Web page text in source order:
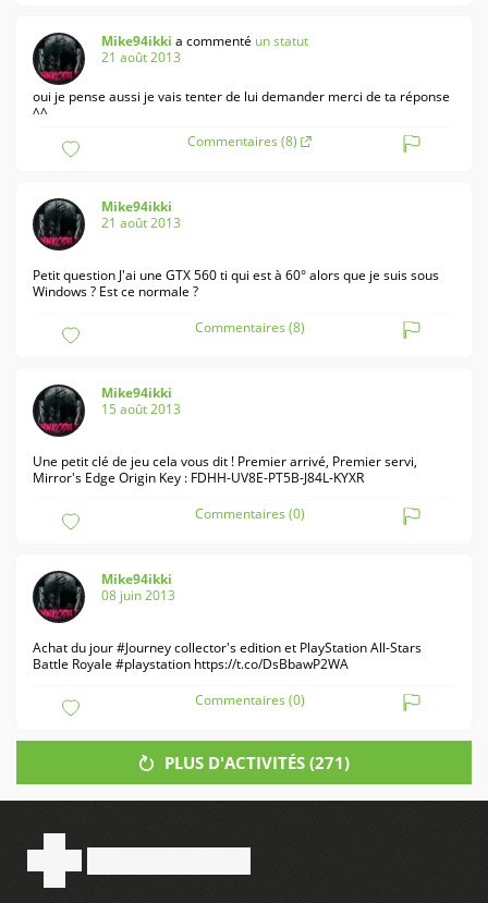
Mike94ikki a commenté un statut
21 août 2013
oui je pense aussi je vais tenter de lui demander merci de ta réponse
^^
Commentaires (8)
Mike94ikki
21 août 2013
Petit question J'ai une GTX 560 ti qui est à 60° alors que je suis sous
Windows ? Est ce normale ?
Commentaires (8)
Mike94ikki
15 août 2013
Une petit clé de jeu cela vous dit ! Premier arrivé, Premier servi,
Mirror's Edge Origin Key : FDHH-UV8E-PT5B-J84L-KYXR
Commentaires (0)
Mike94ikki
08 juin 2013
Achat du jour #Journey collector's edition et PlayStation All-Stars
Battle Royale #playstation https://t.co/DsBbawP2WA
Commentaires (0)
PLUS D'ACTIVITÉS (271)